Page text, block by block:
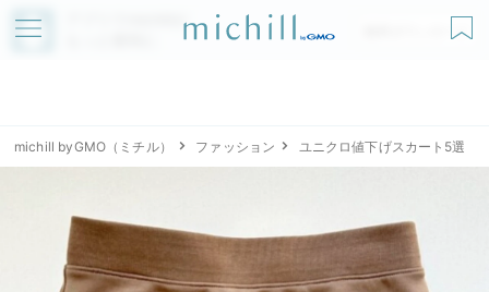
アプリでmichillが
無料ダウンロード
michill byGMO（ミチル） ファッション ユニクロ値下げスカート5選